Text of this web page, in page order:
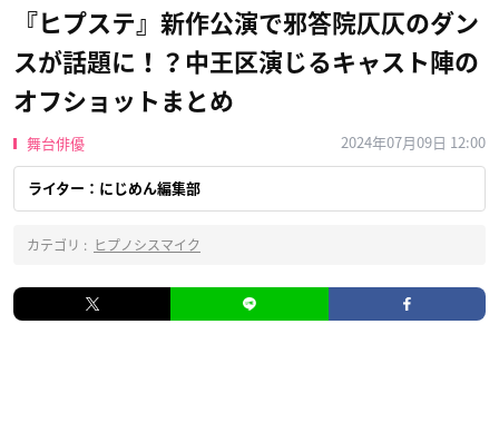
『ヒプステ』新作公演で邪答院仄仄のダン
スが話題に！？中王区演じるキャスト陣の
オフショットまとめ
舞台俳優 2024年07月09日 12:00
ライター：にじめん編集部
カテゴリ : ヒプノシスマイク